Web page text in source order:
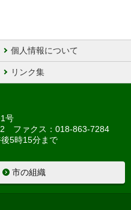
個人情報について
リンク集
号
ファクス：018-863-7284
5時15分まで
市の組織